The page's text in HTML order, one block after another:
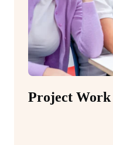
Project Work